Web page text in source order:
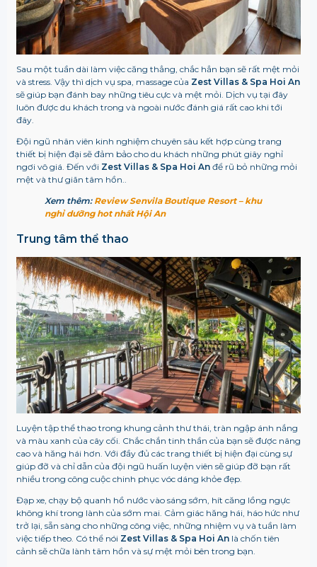
Sau một tuần dài làm việc căng thẳng, chắc hẳn bạn sẽ rất mệt mỏi
và stress. Vậy thì dịch vụ spa, massage của Zest Villas & Spa Hoi An
sẽ giúp bạn đánh bay những tiêu cực và mệt mỏi. Dịch vụ tại đây
luôn được du khách trong và ngoài nước đánh giá rất cao khi tới
đây.
Đội ngũ nhân viên kinh nghiệm chuyên sâu kết hợp cùng trang
thiết bị hiện đại sẽ đảm bảo cho du khách những phút giây nghỉ
ngơi vô giá. Đến với Zest Villas & Spa Hoi Anđể rũ bỏ những mỏi
mệt và thư giãn tâm hồn..
Xem thêm: Review Senvila Boutique Resort – khu
nghỉ dưỡng hot nhất Hội An
Trung tâm thể thao
Luyện tập thể thao trong khung cảnh thư thái, tràn ngập ánh nắng
và màu xanh của cây cối. Chắc chắn tinh thần của bạn sẽ được nâng
cao và hăng hái hơn. Với đầy đủ các trang thiết bị hiện đại cùng sự
giúp đỡ và chỉ dẫn của đội ngũ huấn luyện viên sẽ giúp đỡ bạn rất
nhiều trong công cuộc chinh phục vóc dáng khỏe đẹp.
Đạp xe, chạy bộ quanh hồ nước vào sáng sớm, hít căng lồng ngực
không khí trong lành của sớm mai. Cảm giác hăng hái, háo hức như
trở lại, sẵn sàng cho những công việc, những nhiệm vụ và tuần làm
việc tiếp theo. Có thể nói Zest Villas & Spa Hoi Anlà chốn tiên
cảnh sẽ chữa lành tâm hồn và sự mệt mỏi bên trong bạn.